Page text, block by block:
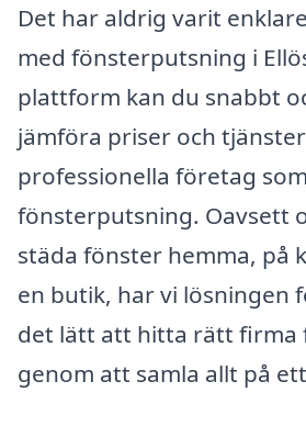
Det har aldrig varit
med fönsterputsning i
plattform kan du snabbt
jämföra priser och
professionella företag
fönsterputsning. Oavsett
städa fönster hemma, på
en butik, har vi lösningen
det lätt att hitta rätt firma
genom att samla allt på